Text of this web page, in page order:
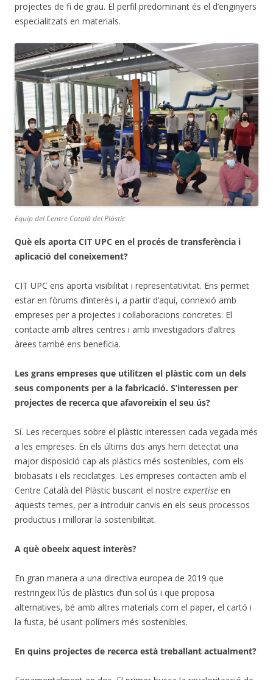
projectes de fi de grau. El perfil predominant és el d’enginyers
especialitzats en materials.
Equip del Centre Català del Plàstic
Què els aporta CIT UPC en el procés de transferència i
aplicació del coneixement?
CIT UPC ens aporta visibilitat i representativitat. Ens permet
estar en fòrums d’interès i, a partir d’aquí, connexió amb
empreses per a projectes i col·laboracions concretes. El
contacte amb altres centres i amb investigadors d’altres
àrees també ens beneficia.
Les grans empreses que utilitzen el plàstic com un dels
seus components per a la fabricació. S’interessen per
projectes de recerca que afavoreixin el seu ús?
Sí. Les recerques sobre el plàstic interessen cada vegada més
a les empreses. En els últims dos anys hem detectat una
major disposició cap als plàstics més sostenibles, com els
biobasats i els reciclatges. Les empreses contacten amb el
Centre Català del Plàstic buscant el nostre expertise en
aquests temes, per a introduir canvis en els seus processos
productius i millorar la sostenibilitat.
A què obeeix aquest interès?
En gran manera a una directiva europea de 2019 que
restringeix l’ús de plàstics d’un sol ús i que proposa
alternatives, bé amb altres materials com el paper, el cartó i
la fusta, bé usant polímers més sostenibles.
En quins projectes de recerca està treballant actualment?